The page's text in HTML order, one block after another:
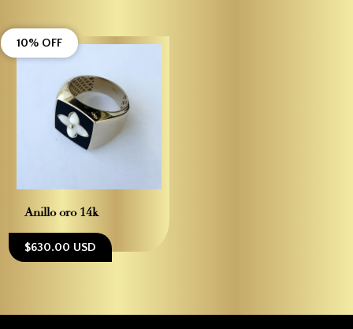
Anillo oro 14k
$630.00 USD
10% OFF